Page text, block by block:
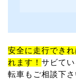
安全に走行でき
れます！ サビて
転車もご相談下さ